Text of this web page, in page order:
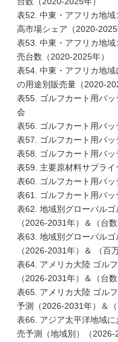
表52. 中東・アフリカ地
高市場シェア（2020-2025
表53. 中東・アフリカ地
売台数（2020-2025年）
表54. 中東・アフリカ地
の用途別販売量（2020-
表55. ゴルフカート用バ
会
表56. ゴルフカート用バ
表57. ゴルフカート用バ
表58. ゴルフカート用バ
表59. 主要原材料サプライ
表60. ゴルフカート用バ
表61. ゴルフカート用バッ
表62. 地域別グローバル
（2026-2031年）＆（台数
表63. 地域別グローバル
（2026-2031年）＆ （百
表64. アメリカ大陸 ゴル
（2026-2031年）＆（台数
表65. アメリカ大陸 ゴル
予測（2026-2031年）＆（
表66. アジア太平洋地域
売予測（地域別）（2026-